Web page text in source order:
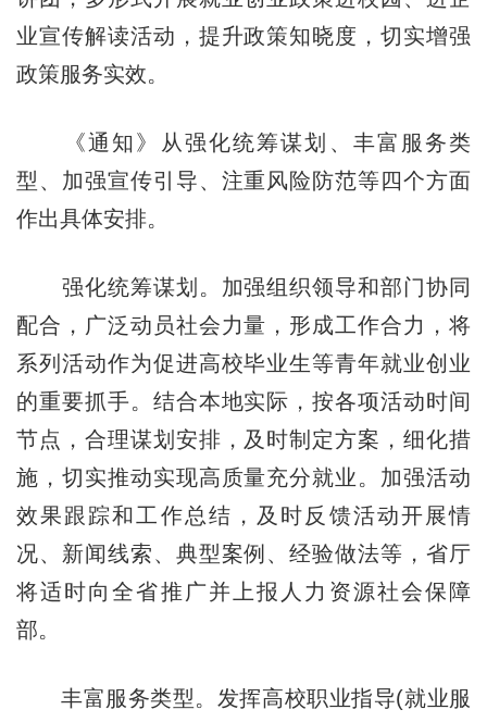
业宣传解读活动，提升政策知晓度，切实增强
政策服务实效。
《通知》从强化统筹谋划、丰富服务类
型、加强宣传引导、注重风险防范等四个方面
作出具体安排。
强化统筹谋划。加强组织领导和部门协同
配合，广泛动员社会力量，形成工作合力，将
系列活动作为促进高校毕业生等青年就业创业
的重要抓手。结合本地实际，按各项活动时间
节点，合理谋划安排，及时制定方案，细化措
施，切实推动实现高质量充分就业。加强活动
效果跟踪和工作总结，及时反馈活动开展情
况、新闻线索、典型案例、经验做法等，省厅
将适时向全省推广并上报人力资源社会保障
部。
丰富服务类型。发挥高校职业指导(就业服